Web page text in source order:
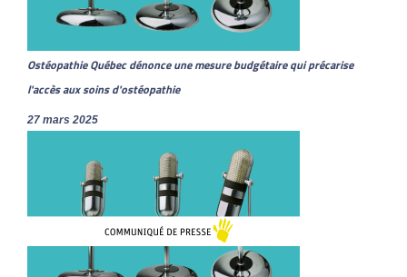
Ostéopathie Québec dénonce une mesure budgétaire qui précarise
l'accès aux soins d'ostéopathie
27 mars 2025